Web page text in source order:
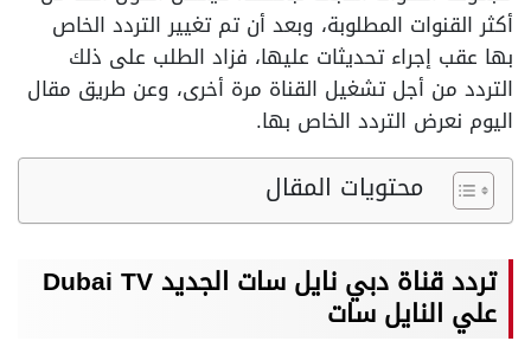
أكثر القنوات المطلوبة، وبعد أن تم تغيير التردد الخاص
بها عقب إجراء تحديثات عليها، فزاد الطلب على ذلك
التردد من أجل تشغيل القناة مرة أخرى، وعن طريق مقال
اليوم نعرض التردد الخاص بها.
محتويات المقال
تردد قناة دبي نايل سات الجديد Dubai TV
علي النايل سات